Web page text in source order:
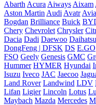
Abarth Acura Aiways Aixam
Aston Martin Audi Avatr Avia
Bogdan Brilliance Buick
Chery Chevrolet Chrysler
Dacia Dadi Daewoo Daihatsu
DongFeng | DFSK DS E.GO
FSO Geely Genesis GMC
Hummer HYMER Hyundai
Isuzu Iveco JAC Jaecoo
Land Rover Landwind LDV
Lifan Ligier Lincoln Lotus
Maybach Mazda Mercedes